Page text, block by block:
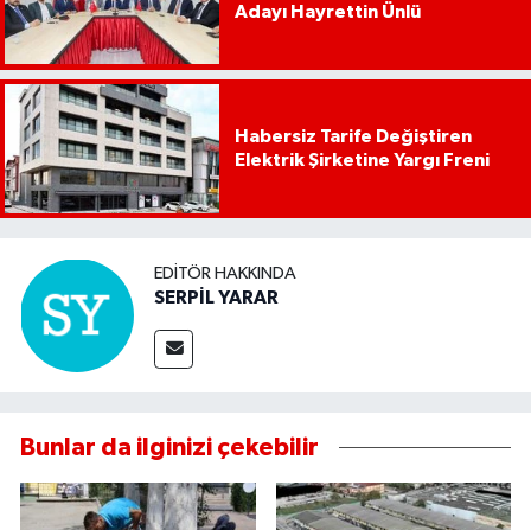
Adayı Hayrettin Ünlü
Habersiz Tarife Değiştiren
Elektrik Şirketine Yargı Freni
EDITÖR HAKKINDA
SERPİL YARAR
Bunlar da ilginizi çekebilir